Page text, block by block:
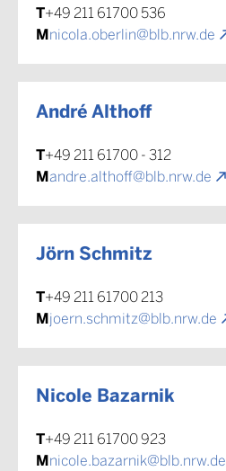
T+49 211 61700 536
Mnicola.oberlin@blb.nrw.de
André Althoff
T+49 211 61700 - 312
Mandre.althoff@blb.nrw.de
Jörn Schmitz
T+49 211 61700 213
Mjoern.schmitz@blb.nrw.de
Nicole Bazarnik
T+49 211 61700 923
Mnicole.bazarnik@blb.nrw.de